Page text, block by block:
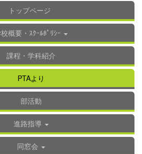
トップページ
概要・ｽｸｰﾙﾎﾟﾘｼｰ
課程・学科紹介
PTAより
部活動
進路指導
同窓会